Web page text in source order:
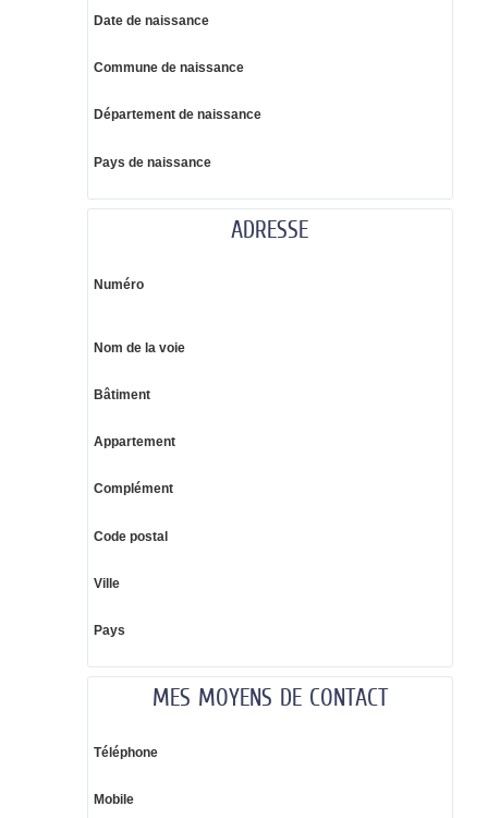
Date de naissance
Commune de naissance
Département de naissance
Pays de naissance
ADRESSE
Numéro
Nom de la voie
Bâtiment
Appartement
Complément
Code postal
Ville
Pays
MES MOYENS DE CONTACT
Téléphone
Mobile